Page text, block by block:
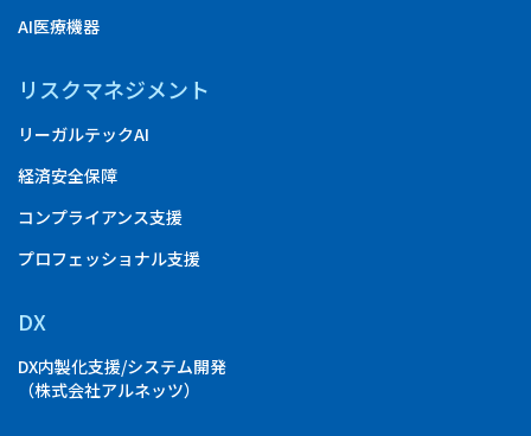
AI医療機器
リスクマネジメント
リーガルテックAI
経済安全保障
コンプライアンス支援
プロフェッショナル支援
DX
DX内製化支援/システム開発
（株式会社アルネッツ）